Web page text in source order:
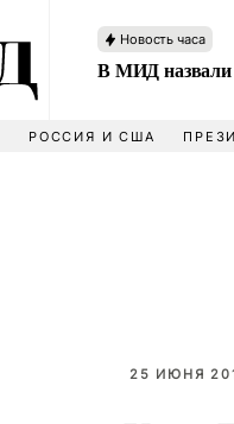
Новость часа
В МИД назвали
РОССИЯ И США
25 ИЮНЯ